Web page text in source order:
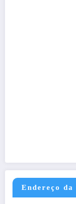
Endereço da